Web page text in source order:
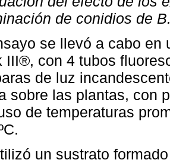
de conidios de
se llevó a cabo en
III®, con 4 tubos
de luz
sobre las plantas, con
de temperaturas
un sustrato